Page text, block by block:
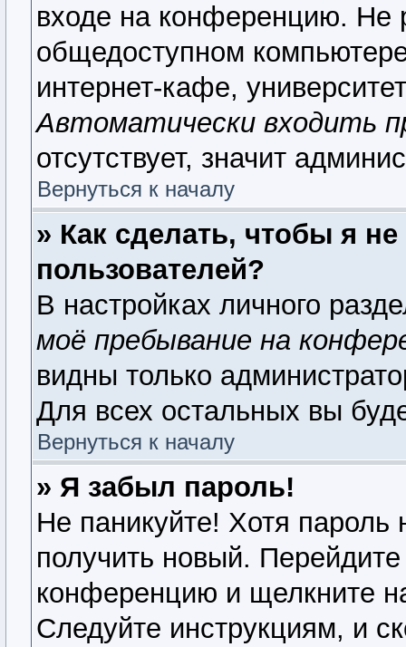
входе на конференцию. Не
общедоступном
интернет-кафе,
Автоматически входить
отсутствует, значит
Вернуться к началу
» Как сделать, чтобы я
пользователей?
В настройках личного
моё пребывание на
видны только
Для всех остальных вы
Вернуться к началу
» Я забыл пароль!
Не паникуйте! Хотя пароль
получить новый.
конференцию и щелкните
Следуйте инструкциям, и